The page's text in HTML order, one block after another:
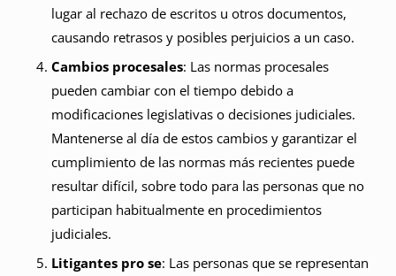
lugar al rechazo de escritos u otros documentos,
causando retrasos y posibles perjuicios a un caso.
Cambios procesales: Las normas procesales
pueden cambiar con el tiempo debido a
modificaciones legislativas o decisiones judiciales.
Mantenerse al día de estos cambios y garantizar el
cumplimiento de las normas más recientes puede
resultar difícil, sobre todo para las personas que no
participan habitualmente en procedimientos
judiciales.
Litigantes pro se: Las personas que se representan